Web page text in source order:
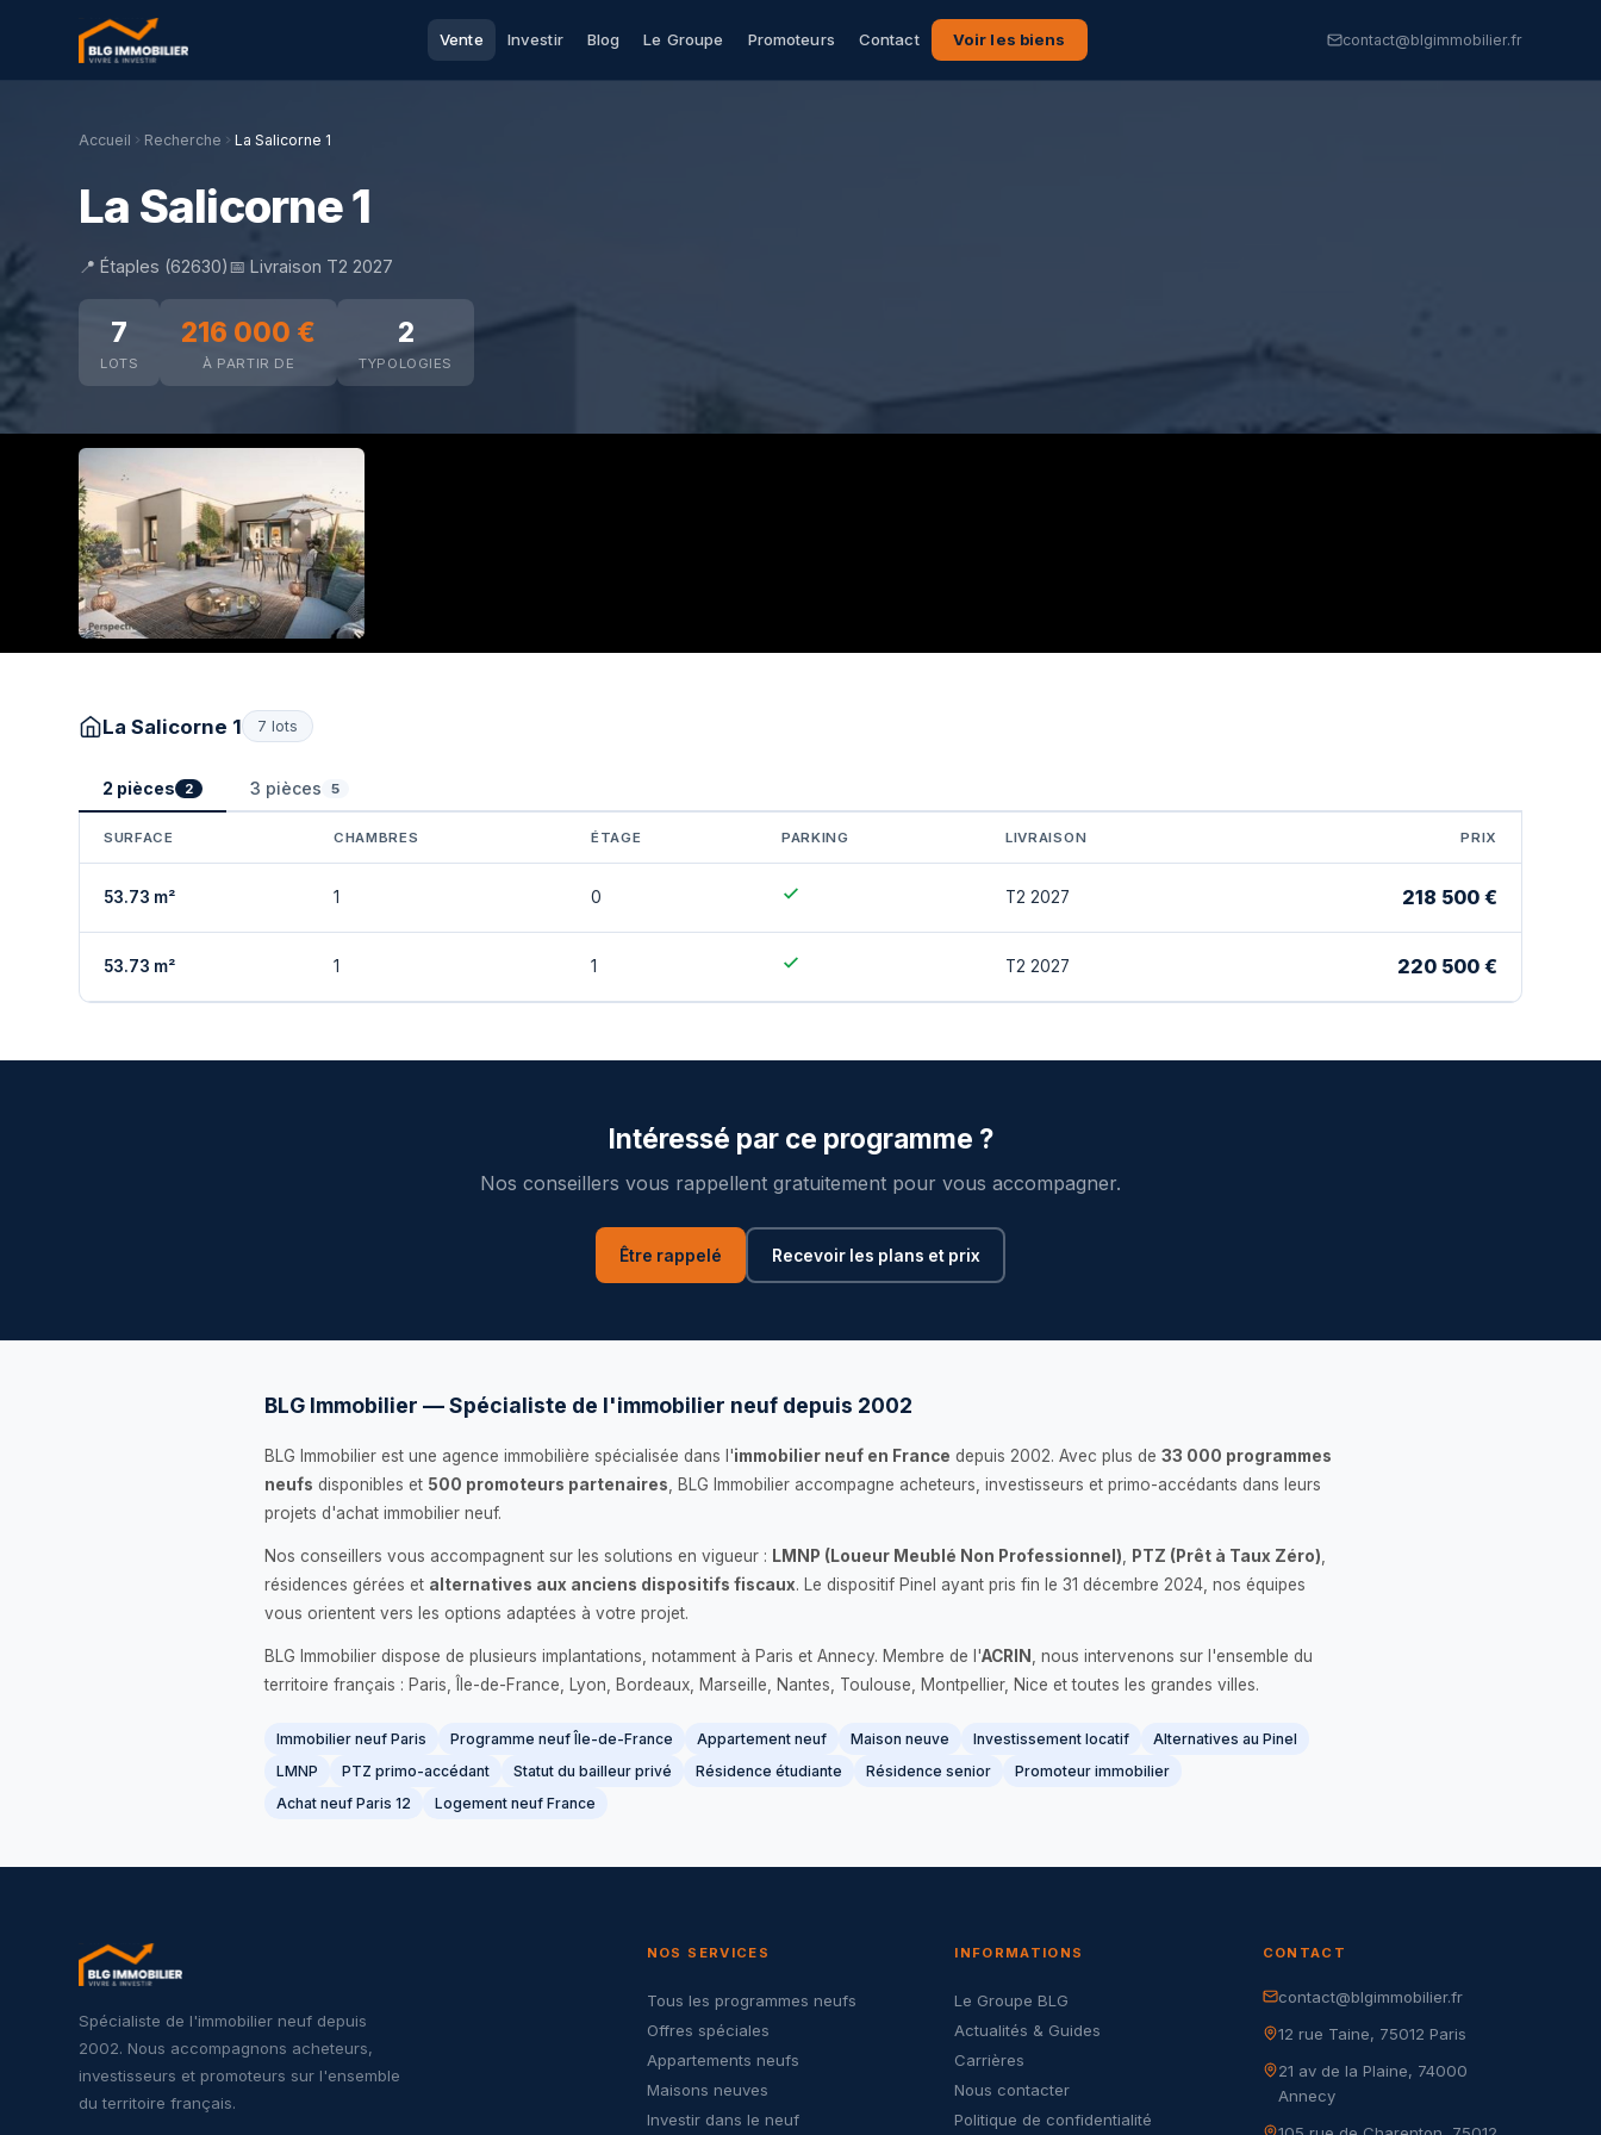
Vente Investir Blog Le Groupe Promoteurs Contact Voir les biens contact@blgimmobilier.fr
Accueil Recherche La Salicorne 1
La Salicorne 1
📍 Étaples (62630)📅 Livraison T2 2027
7
LOTS
216 000 €
À PARTIR DE
2
TYPOLOGIES
La Salicorne 1 7 lots
2 pièces 2 3 pièces 5
SURFACE CHAMBRES ÉTAGE PARKING LIVRAISON PRIX
53.73 m² 1 0 T2 2027 218 500 €
53.73 m² 1 1 T2 2027 220 500 €
Intéressé par ce programme ?
Nos conseillers vous rappellent gratuitement pour vous accompagner.
Être rappelé Recevoir les plans et prix
BLG Immobilier — Spécialiste de l'immobilier neuf depuis 2002
BLG Immobilier est une agence immobilière spécialisée dans l'immobilier neuf en France depuis 2002. Avec plus de 33 000 programmes
neufs disponibles et 500 promoteurs partenaires , BLG Immobilier accompagne acheteurs, investisseurs et primo-accédants dans leurs
projets d'achat immobilier neuf.
Nos conseillers vous accompagnent sur les solutions en vigueur : LMNP (Loueur Meublé Non Professionnel) PTZ (Prêt à Taux Zéro)
résidences gérées et alternatives aux anciens dispositifs fiscaux. Le dispositif Pinel ayant pris fin le 31 décembre 2024, nos équipes
vous orientent vers les options adaptées à votre projet.
BLG Immobilier dispose de plusieurs implantations, notamment à Paris et Annecy. Membre de l'ACRIN
, nous intervenons sur l'ensemble du
territoire français : Paris, Île-de-France, Lyon, Bordeaux, Marseille, Nantes, Toulouse, Montpellier, Nice et toutes les grandes villes.
Immobilier neuf Paris Programme neuf Île-de-France Appartement neuf Maison neuve Investissement locatif
Alternatives au Pinel
LMNP
PTZ primo-accédant Statut du bailleur privé Résidence étudiante Résidence senior
Promoteur immobilier
Achat neuf Paris 12
Logement neuf France
Spécialiste de l'immobilier neuf depuis
2002. Nous accompagnons acheteurs,
investisseurs et promoteurs sur l'ensemble
du territoire français.
NOS SERVICES
Tous les programmes neufs
Offres spéciales
Appartements neufs
Maisons neuves
Investir dans le neuf
INFORMATIONS
Le Groupe BLG
Actualités & Guides
Carrières
Nous contacter
Politique de confidentialité
CONTACT
contact@blgimmobilier.fr
12 rue Taine, 75012 Paris
21 av de la Plaine, 74000
Annecy